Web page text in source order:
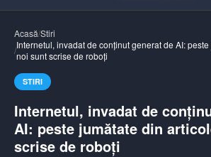
Acasă/Stiri
/Internetul, invadat de conținut generat de AI:
noi sunt scrise de roboți
STIRI
Internetul, invadat de
AI: peste jumătate din
scrise de roboți